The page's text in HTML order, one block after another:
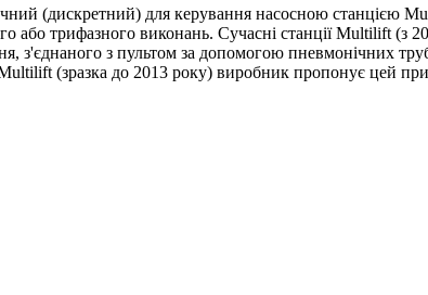
(дискретний) для керування насосною станцією
або трифазного виконань. Сучасні станції Multilift
з'єднаного з пультом за допомогою пневмонічних
(зразка до 2013 року) виробник пропонує цей